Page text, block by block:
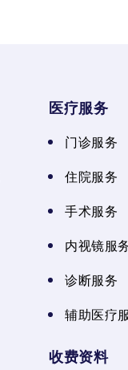
医疗服务
门诊服务
住院服务
手术服务
内视镜服
诊断服务
辅助医疗
收费资料